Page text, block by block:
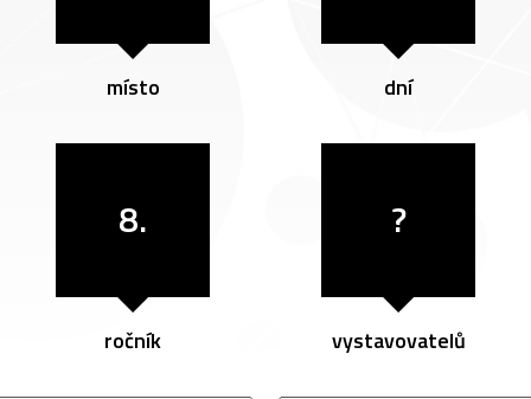
místo dní
8.
ročník
?
vystavovatelů